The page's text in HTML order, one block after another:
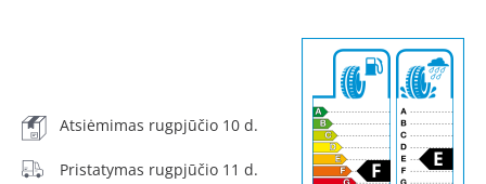
Atsiėmimas rugpjūčio 10 d.
Pristatymas rugpjūčio 11 d.